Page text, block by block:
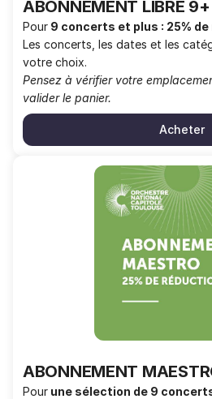
ABONNEMENT LIBRE 9+
Pour 9 concerts et plus : 25%
Les concerts, les dates et les
votre choix.
Pensez à vérifier votre
valider le panier.
Acheter
ABONNEMENT
ABONNEMENT
Pour une sélection de 9